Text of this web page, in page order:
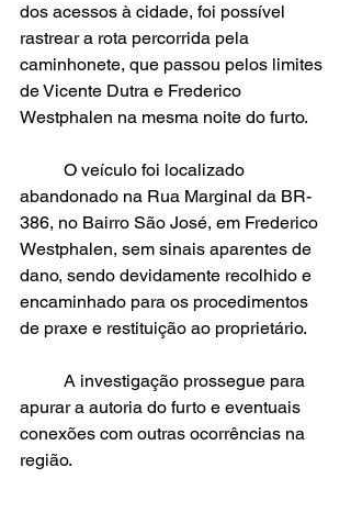
dos acessos à cidade, foi possível
rastrear a rota percorrida pela
caminhonete, que passou pelos limites
de Vicente Dutra e Frederico
Westphalen na mesma noite do furto.
abandonado na Rua Marginal da BR-
386, no Bairro São José, em Frederico
Westphalen, sem sinais aparentes de
dano, sendo devidamente recolhido e
encaminhado para os procedimentos
de praxe e restituição ao proprietário.
apurar a autoria do furto e eventuais
conexões com outras ocorrências na
região.